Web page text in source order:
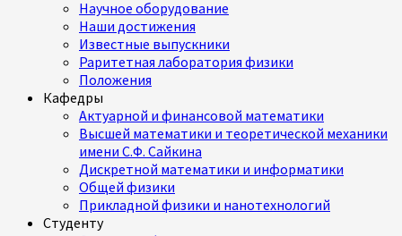
Научное оборудование
Наши достижения
Известные выпускники
Раритетная лаборатория физики
Положения
Кафедры
Актуарной и финансовой математики
Высшей математики и теоретической механики
имени С.Ф. Сайкина
Дискретной математики и информатики
Общей физики
Прикладной физики и нанотехнологий
Студенту